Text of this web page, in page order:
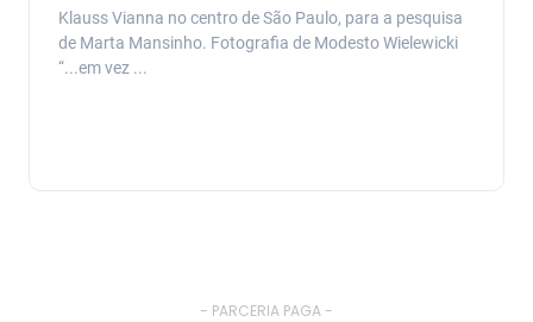
Klauss Vianna no centro de São Paulo, para a pesquisa
de Marta Mansinho. Fotografia de Modesto Wielewicki
“...em vez ...
- PARCERIA PAGA -